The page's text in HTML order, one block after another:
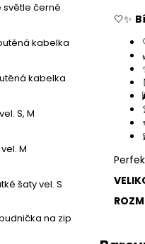
světle černé
kabelka
kabelka
S, M
M
šaty vel. S
na zip
🤍✨